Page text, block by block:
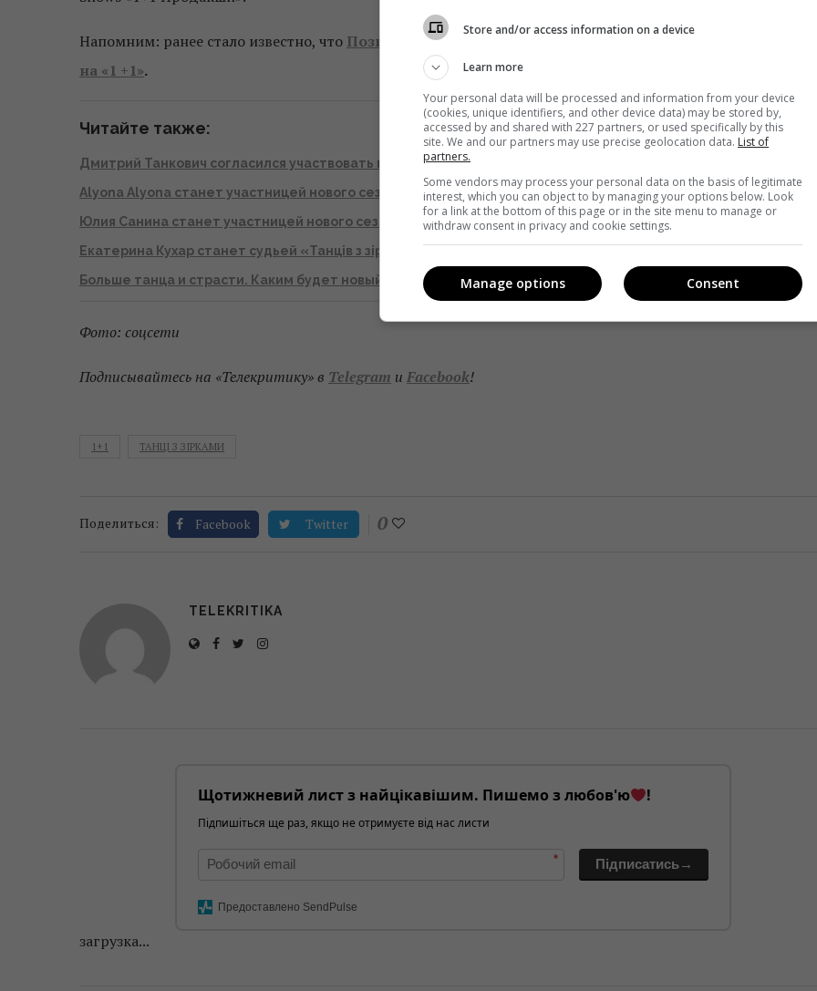
Напомним: ранее стало известно, что Позитив станет участником нового сезона «Танців з зірками»
на «1 +1».
Читайте также:
Дмитрий Танкович согласился участвовать в шоу «Танці з зірками»
Alyona Alyona станет участницей нового сезона «Танців з зірками» на «1+1»
Юлия Санина станет участницей нового сезона «Танців з зірками» на «1+1»
Екатерина Кухар станет судьей «Танців з зірками»
Больше танца и страсти. Каким будет новый сезон шоу «Танці з зірками»
Фото: соцсети
Подписывайтесь на «Телекритику» в Telegram и Facebook!
1+1 ТАНЦІ З ЗІРКАМИ
Поделиться: Facebook Twitter 0
TELEKRITIKA
Щотижневий лист з найцікавішим. Пишемо з любов'ю !
Підпишіться ще раз, якщо не отримуєте від нас листи
* Підписатись→
Предоставлено SendPulse
загрузка...
Store and/or access information on a device
Learn more
Your personal data will be processed and information from your device
(cookies, unique identifiers, and other device data) may be stored by,
accessed by and shared with 227 partners, or used specifically by this
site. We and our partners may use precise geolocation data. List of
partners.
Some vendors may process your personal data on the basis of legitimate
interest, which you can object to by managing your options below. Look
for a link at the bottom of this page or in the site menu to manage or
withdraw consent in privacy and cookie settings.
Consent
Manage options